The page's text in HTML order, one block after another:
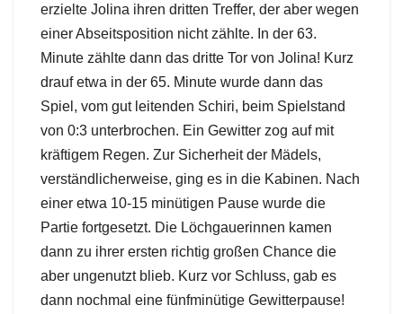
erzielte Jolina ihren dritten Treffer, der aber wegen
einer Abseitsposition nicht zählte. In der 63.
Minute zählte dann das dritte Tor von Jolina! Kurz
drauf etwa in der 65. Minute wurde dann das
Spiel, vom gut leitenden Schiri, beim Spielstand
von 0:3 unterbrochen. Ein Gewitter zog auf mit
kräftigem Regen. Zur Sicherheit der Mädels,
verständlicherweise, ging es in die Kabinen. Nach
einer etwa 10-15 minütigen Pause wurde die
Partie fortgesetzt. Die Löchgauerinnen kamen
dann zu ihrer ersten richtig großen Chance die
aber ungenutzt blieb. Kurz vor Schluss, gab es
dann nochmal eine fünfminütige Gewitterpause!